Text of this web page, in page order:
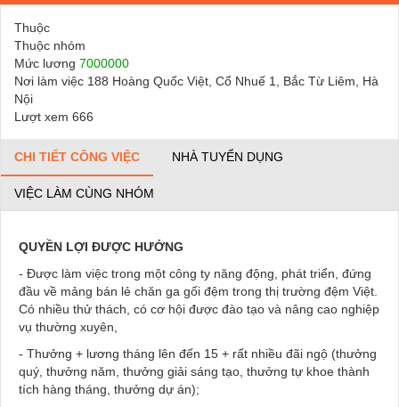
Thuộc
Thuộc nhóm
Mức lương 7000000
Nơi làm việc 188 Hoàng Quốc Việt, Cổ Nhuế 1, Bắc Từ Liêm, Hà
Nội
Lượt xem 666
CHI TIẾT CÔNG VIỆC NHÀ TUYỂN DỤNG
VIỆC LÀM CÙNG NHÓM
QUYỀN LỢI ĐƯỢC HƯỞNG
- Được làm việc trong một công ty năng động, phát triển, đứng
đầu về mảng bán lẻ chăn ga gối đệm trong thị trường đệm Việt.
Có nhiều thử thách, có cơ hội được đào tạo và nâng cao nghiệp
vụ thường xuyên,
- Thưởng + lương tháng lên đến 15 + rất nhiều đãi ngộ (thưởng
quý, thưởng năm, thưởng giải sáng tạo, thưởng tự khoe thành
tích hàng tháng, thưởng dự án);